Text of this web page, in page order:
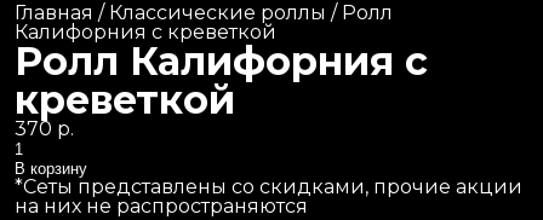
InstagramМаки роллы
Классические роллы
Жареные роллы
Пицца
Пасты и лапша WOK
Главная / Классические роллы / Ролл
Калифорния с креветкой
Ролл Калифорния с
креветкой
370 р.
Количество
В корзину
*Сеты представлены со скидками, прочие акции
на них не распространяются